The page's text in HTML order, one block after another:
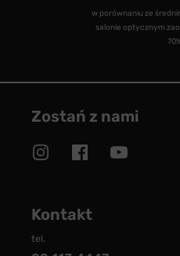
w porównaniu ze
salonie optycznym
Zostań z nami
Kontakt
tel.